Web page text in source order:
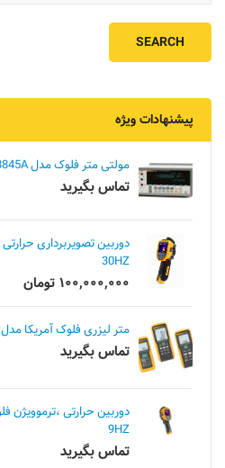
پیشنهادات ویژه
مولتی متر فلوک مدل Fluke 8845A و Fluke 8846A
تماس بگیرید
30HZ
۱۰۰,۰۰۰,۰۰۰ تومان
متر لیزری فلوک آمریکا مدل Fluke 424D
تماس بگیرید
9HZ
تماس بگیرید